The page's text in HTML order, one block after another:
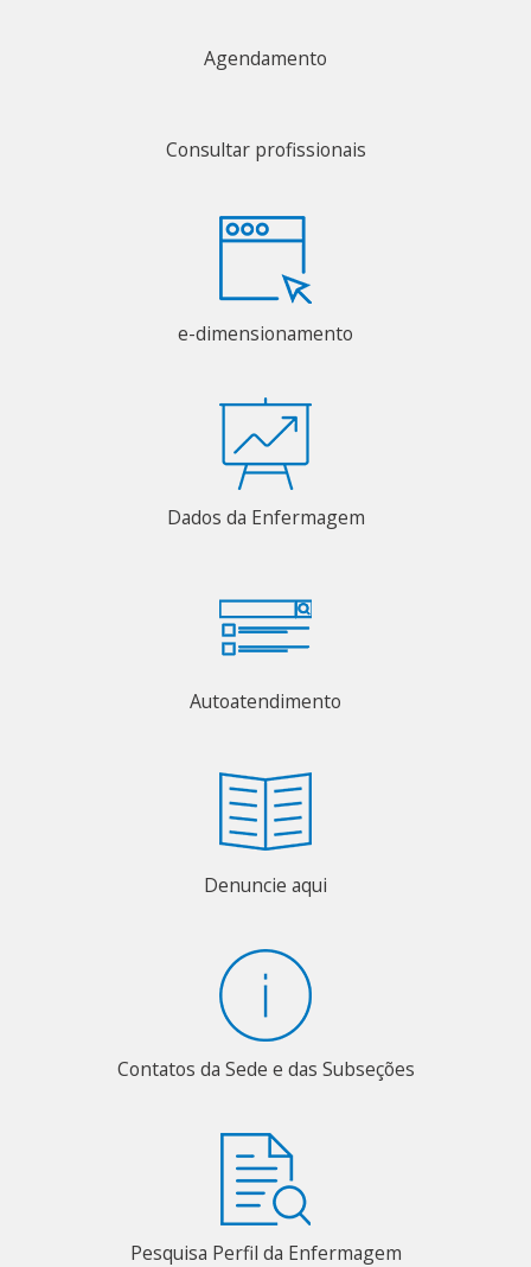
Agendamento
Consultar profissionais
e-dimensionamento
Dados da Enfermagem
Autoatendimento
Denuncie aqui
Contatos da Sede e das Subseções
Pesquisa Perfil da Enfermagem